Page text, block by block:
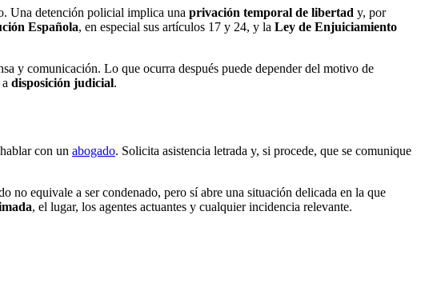
Una detención policial implica una privación temporal de libertad y, por
Española, en especial sus artículos 17 y 24, y la Ley de Enjuiciamiento
y comunicación. Lo que ocurra después puede depender del motivo de
disposición judicial.
con un abogado. Solicita asistencia letrada y, si procede, que se comunique
no equivale a ser condenado, pero sí abre una situación delicada en la que
, el lugar, los agentes actuantes y cualquier incidencia relevante.